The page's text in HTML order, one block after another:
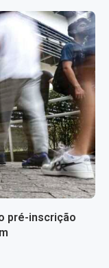
pré-inscrição